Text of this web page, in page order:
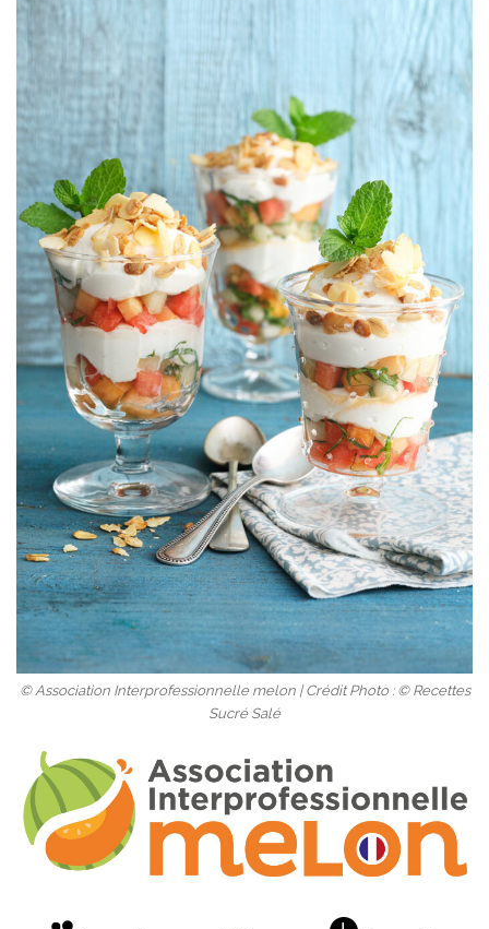
© Association Interprofessionnelle melon | Crédit Photo : © Recettes
Sucré Salé